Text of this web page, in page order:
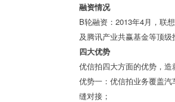
融资情况
B轮融资：2013年4月，联
及腾讯产业共赢基金等顶
四大优势
优信拍四大方面的优势，造
优势一：优信拍业务覆盖
缝对接；